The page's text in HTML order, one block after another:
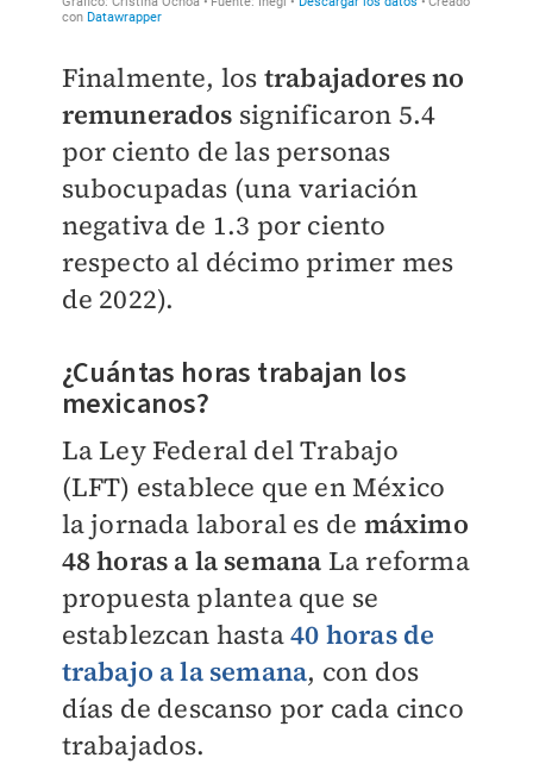
Finalmente, los trabajadores no
remunerados significaron 5.4
por ciento de las personas
subocupadas (una variación
negativa de 1.3 por ciento
respecto al décimo primer mes
de 2022).
¿Cuántas horas trabajan los
mexicanos?
La Ley Federal del Trabajo
(LFT) establece que en México
la jornada laboral es de máximo
48 horas a la semana La reforma
propuesta plantea que se
establezcan hasta40 horas de
trabajo a la semana, con dos
días de descanso por cada cinco
trabajados.